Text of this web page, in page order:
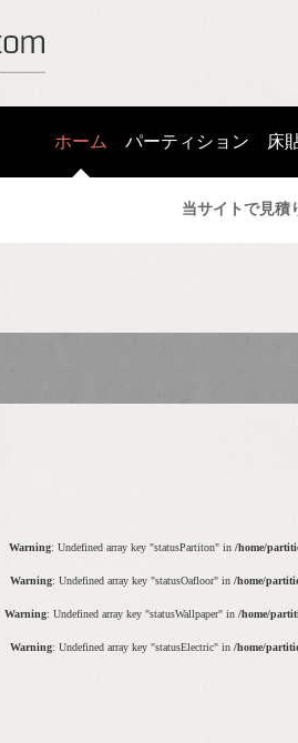
ホーム パーティション 床
当サイトで見積
Warning: Undefined array key "statusPartiton" in /home/
Warning: Undefined array key "statusOafloor" in /home/
Warning: Undefined array key "statusWallpaper" in /home/
Warning: Undefined array key "statusElectric" in /home/
当サイトで見積りするメリ